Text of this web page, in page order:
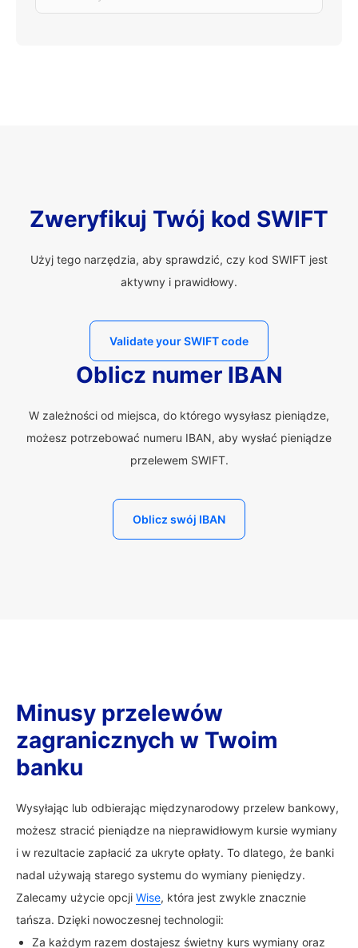
Zweryfikuj Twój kod SWIFT
Użyj tego narzędzia, aby sprawdzić, czy kod SWIFT jest
aktywny i prawidłowy.
Validate your SWIFT code
Oblicz numer IBAN
W zależności od miejsca, do którego wysyłasz pieniądze,
możesz potrzebować numeru IBAN, aby wysłać pieniądze
przelewem SWIFT.
Oblicz swój IBAN
Minusy przelewów
zagranicznych w Twoim
banku
Wysyłając lub odbierając międzynarodowy przelew bankowy,
możesz stracić pieniądze na nieprawidłowym kursie wymiany
i w rezultacie zapłacić za ukryte opłaty. To dlatego, że banki
nadal używają starego systemu do wymiany pieniędzy.
Zalecamy użycie opcji Wise, która jest zwykle znacznie
tańsza. Dzięki nowoczesnej technologii:
Za każdym razem dostajesz świetny kurs wymiany oraz